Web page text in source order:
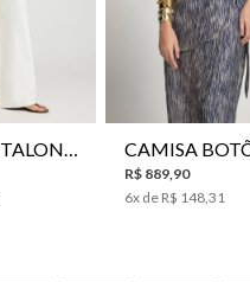
R$ 889 90
6x de R$ 148 31